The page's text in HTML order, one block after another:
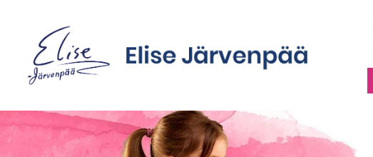
sisältöön
Sivuston etusivulle